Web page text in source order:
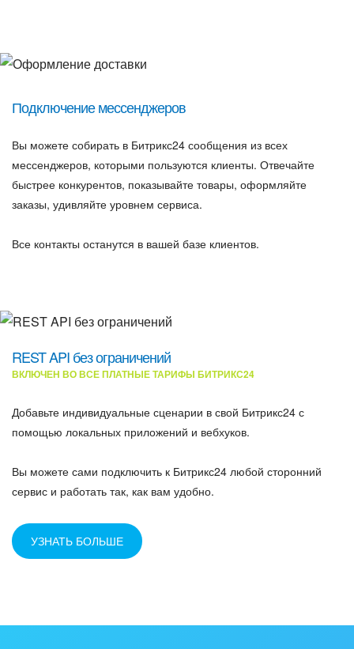
Подключение мессенджеров
Вы можете собирать в Битрикс24 сообщения из всех
мессенджеров, которыми пользуются клиенты. Отвечайте
быстрее конкурентов, показывайте товары, оформляйте
заказы, удивляйте уровнем сервиса.
Все контакты останутся в вашей базе клиентов.
REST API без ограничений
ВКЛЮЧЕН ВО ВСЕ ПЛАТНЫЕ ТАРИФЫ БИТРИКС24
Добавьте индивидуальные сценарии в свой Битрикс24 с
помощью локальных приложений и вебхуков.
Вы можете сами подключить к Битрикс24 любой сторонний
сервис и работать так, как вам удобно.
УЗНАТЬ БОЛЬШЕ